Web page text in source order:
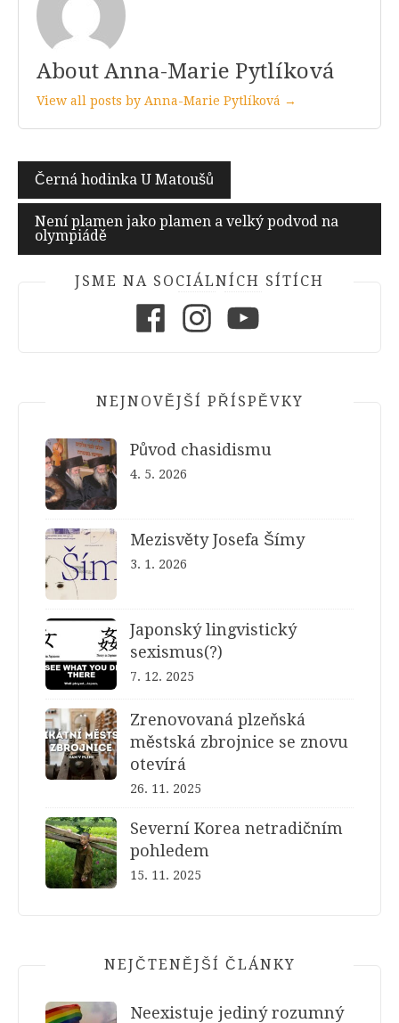
About Anna-Marie Pytlíková
View all posts by Anna-Marie Pytlíková →
Navigace
pro
příspěvek
Černá hodinka U Matoušů
Není plamen jako plamen a velký podvod na
olympiádě
JSME NA SOCIÁLNÍCH SÍTÍCH
NEJNOVĚJŠÍ PŘÍSPĚVKY
Původ chasidismu
4. 5. 2026
Mezisvěty Josefa Šímy
3. 1. 2026
Japonský lingvistický
sexismus(?)
7. 12. 2025
Zrenovovaná plzeňská
městská zbrojnice se znovu
otevírá
26. 11. 2025
Severní Korea netradičním
pohledem
15. 11. 2025
NEJČTENĚJŠÍ ČLÁNKY
Neexistuje jediný rozumný